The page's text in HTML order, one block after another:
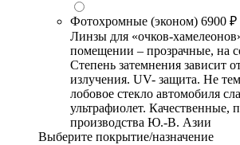
Фотохромные (эконом) 6900 ₽
Линзы для «очков-
помещении – прозрачные, на
Степень затемнения зависит
излучения. UV- защита. Не
лобовое стекло автомобиля
ультрафиолет. Качественные,
производства Ю.-В. Азии
Выберите покрытие/назначение